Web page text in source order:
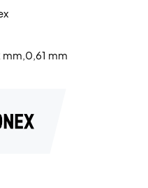
når bolden rammes):
mm,0,61 mm